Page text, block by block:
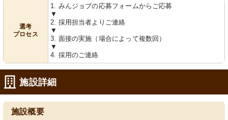
介護浴槽
清潔感溢れる浴室には、安心のバリア
フリー設備が整っています。
安全に配慮したバリアフリーの浴室で
選考
プロセス
1. みんジョブの応募フォームからご応募
▼
2. 採用担当者よりご連絡
▼
3. 面接の実施（場合によって複数回）
▼
4. 採用のご連絡
施設詳細
施設概要